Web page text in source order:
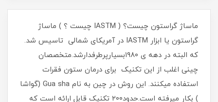
ماساژ گراستون چیست؟ ( IASTM چیست ؟ ) ماساژ
گراستون یا ابزار IASTM در آمریکای شمالی تاسیس شد.
که البته در دهه ی ۱۹۸۰بسیارپرطرفدارشد.متخصصان
چینی اغلب از این تکنیک برای درمان ستون فقرات
استفاده میکنند. این روش در چین به نام Gua sha (گواشا
) بکار میرفته است.حدود۲۰۰ تکنیک قابل ارائه است که